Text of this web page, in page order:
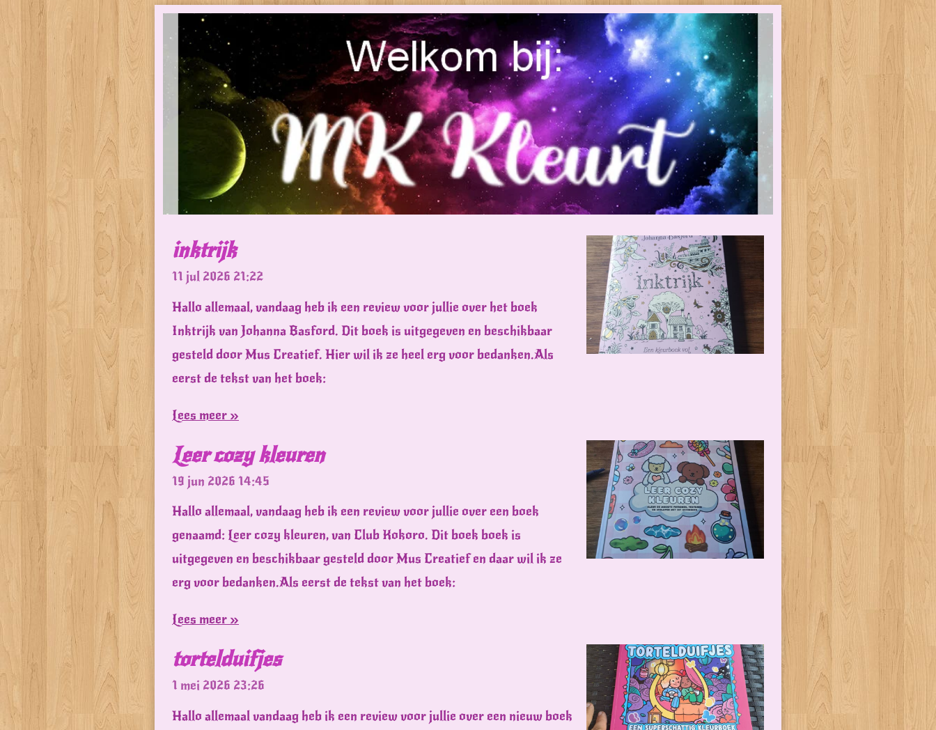
inktrijk
11 jul 2026 21:22
Hallo allemaal, vandaag heb ik een review voor jullie over het boek
Inktrijk van Johanna Basford. Dit boek is uitgegeven en beschikbaar
gesteld door Mus Creatief. Hier wil ik ze heel erg voor bedanken.Als
eerst de tekst van het boek:
Lees meer »
Leer cozy kleuren
19 jun 2026 14:45
Hallo allemaal, vandaag heb ik een review voor jullie over een boek
genaamd: Leer cozy kleuren, van Club Kokoro. Dit boek boek is
uitgegeven en beschikbaar gesteld door Mus Creatief en daar wil ik ze
erg voor bedanken.Als eerst de tekst van het boek:
Lees meer »
tortelduifjes
1 mei 2026 23:26
Hallo allemaal vandaag heb ik een review voor jullie over een nieuw boek